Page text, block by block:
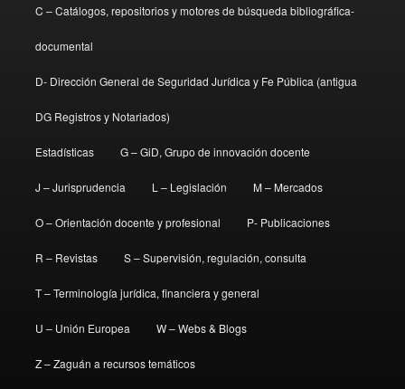
C – Catálogos, repositorios y motores de búsqueda bibliográfica-
documental
D- Dirección General de Seguridad Jurídica y Fe Pública (antigua
DG Registros y Notariados)
Estadísticas G – GiD, Grupo de innovación docente
J – Jurisprudencia L – Legislación M – Mercados
O – Orientación docente y profesional P- Publicaciones
R – Revistas S – Supervisión, regulación, consulta
T – Terminología jurídica, financiera y general
U – Unión Europea W – Webs & Blogs
Z – Zaguán a recursos temáticos